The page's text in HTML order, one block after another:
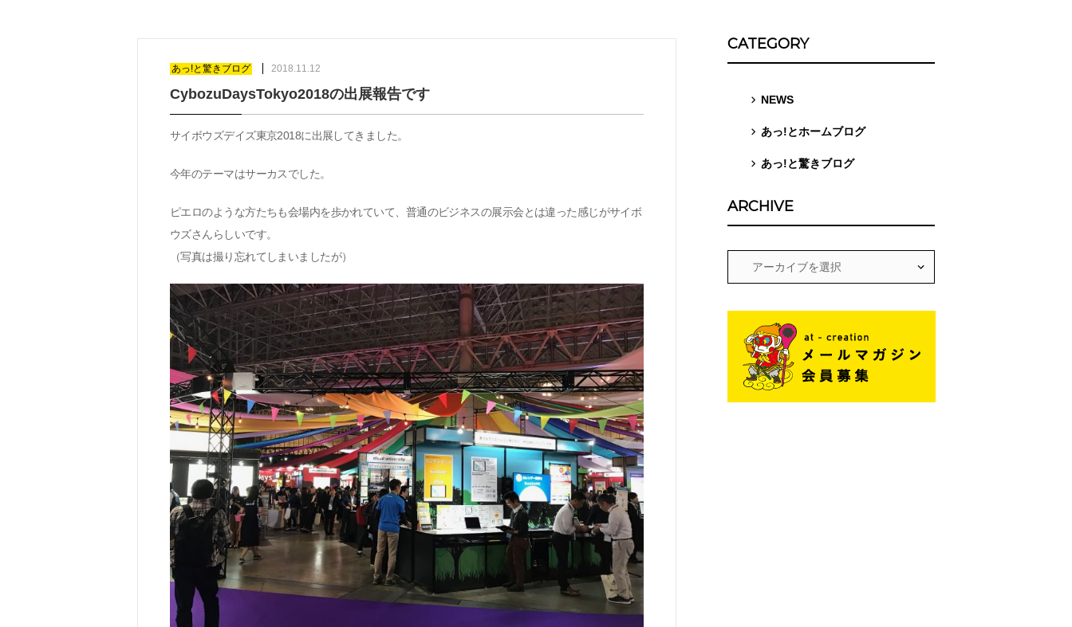
あっ!と驚きブログ 2018.11.12
CybozuDaysTokyo2018の出展報告です
サイボウズデイズ東京2018に出展してきました。
今年のテーマはサーカスでした。
ピエロのような方たちも会場内を歩かれていて、普通のビジネスの展示会とは違った感じがサイボ
ウズさんらしいです。
（写真は撮り忘れてしまいましたが）
CATEGORY
NEWS
あっ!とホームブログ
あっ!と驚きブログ
ARCHIVE